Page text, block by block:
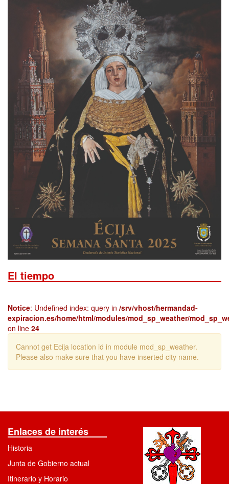
El tiempo
Notice: Undefined index: query in /srv/vhost/hermandad-
expiracion.es/home/html/modules/mod_sp_weather/
on line 24
Cannot get Ecija location id in module mod_sp_weather.
Please also make sure that you have inserted city name.
Enlaces de interés
Historia
Junta de Gobierno actual
Itinerario y Horario